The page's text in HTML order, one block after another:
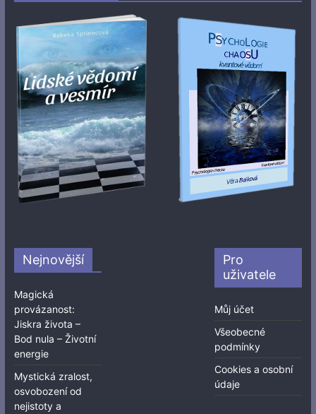
Nejnovější
Magická
provázanost:
Jiskra života –
Bod nula – Životní
energie
Mystická zralost,
osvobození od
nejistoty a
Pro
uživatele
Můj účet
Všeobecné
podmínky
Cookies a osobní
údaje